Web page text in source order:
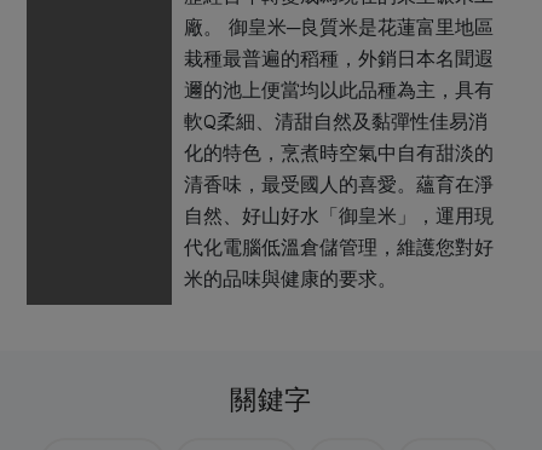
廠。 御皇米─良質米是花蓮富里地區
栽種最普遍的稻種，外銷日本名聞遐
邇的池上便當均以此品種為主，具有
軟Q柔細、清甜自然及黏彈性佳易消
化的特色，烹煮時空氣中自有甜淡的
清香味，最受國人的喜愛。蘊育在淨
自然、好山好水「御皇米」，運用現
代化電腦低溫倉儲管理，維護您對好
米的品味與健康的要求。
關鍵字